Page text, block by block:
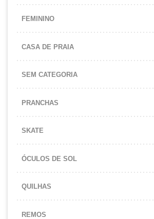
FEMININO
CASA DE PRAIA
SEM CATEGORIA
PRANCHAS
SKATE
ÓCULOS DE SOL
QUILHAS
REMOS